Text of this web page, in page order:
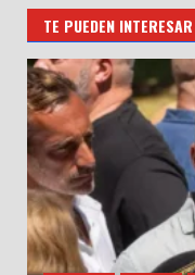
TE PUEDEN INTERESAR